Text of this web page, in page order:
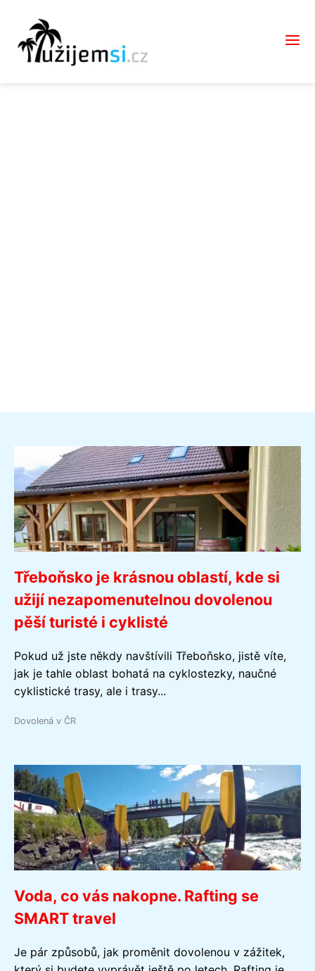
Třeboňsko je krásnou oblastí, kde si
užijí nezapomenutelnou dovolenou
pěší turisté i cyklisté
Pokud už jste někdy navštívili Třeboňsko, jistě víte,
jak je tahle oblast bohatá na cyklostezky, naučné
cyklistické trasy, ale i trasy...
Dovolená v ČR
Voda, co vás nakopne. Rafting se
SMART travel
Je pár způsobů, jak proměnit dovolenou v zážitek,